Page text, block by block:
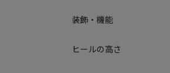
装飾・機能
ヒールの高さ